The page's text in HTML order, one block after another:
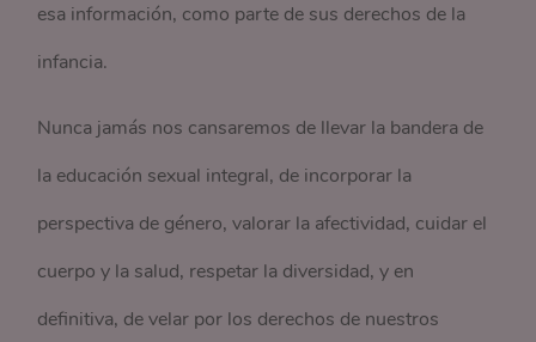
esa información, como parte de sus derechos de la
infancia.
Nunca jamás nos cansaremos de llevar la bandera de
la educación sexual integral, de incorporar la
perspectiva de género, valorar la afectividad, cuidar el
cuerpo y la salud, respetar la diversidad, y en
definitiva, de velar por los derechos de nuestros